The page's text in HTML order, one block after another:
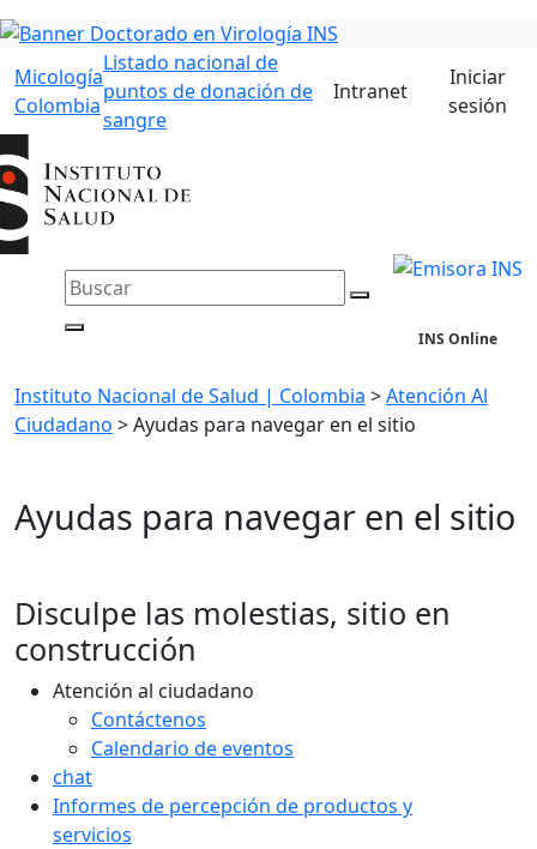
Micología
Colombia
Listado nacional de
puntos de donación de
sangre
Intranet
Iniciar
sesión
INS Online
Instituto Nacional de Salud | Colombia >Atención Al
Ciudadano >Ayudas para navegar en el sitio
Ayudas para navegar en el sitio
Disculpe las molestias, sitio en
construcción
Atención al ciudadano
Contáctenos
Calendario de eventos
chat
Informes de percepción de productos y
servicios